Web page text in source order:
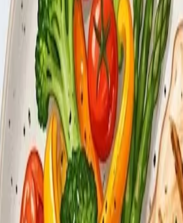
качестве питания — это проще и эффективнее в
чувство сытости, снижает тягу к перекусам
тофу.
объём в желудке, замедляют пищеварение и